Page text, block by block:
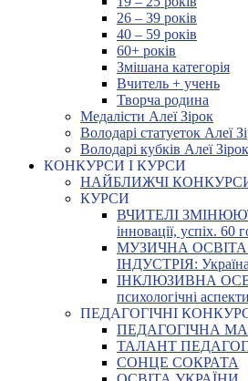
26 – 39 років
40 – 59 років
60+ років
Змішана категорія
Вчитель + учень
Творча родина
Медалісти Алеї Зірок
Володарі статуеток Алеї
Володарі кубків Алеї Зірок
КОНКУРСИ І КУРСИ
НАЙБЛИЖЧІ
КУРСИ
ВЧИТЕЛІ
інновації, успіх. 60
МУЗИЧНА
ІНДУСТРІЯ:
ІНКЛЮЗИВНА
психологічні
ПЕДАГОГІЧНІ
ПЕДАГОГІЧНА
ТАЛАНТ
СОНЦЕ СОКРАТА